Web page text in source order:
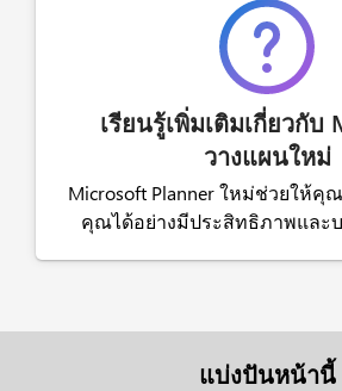
เรียนรู้เพิ่มเติมเกี่ยวกับ
วางแผนใหม่
Microsoft Planner ใหม่ช่วยให้คุ
คุณได้อย่างมีประสิทธิภาพและ
แบ่งปันหน้านี้